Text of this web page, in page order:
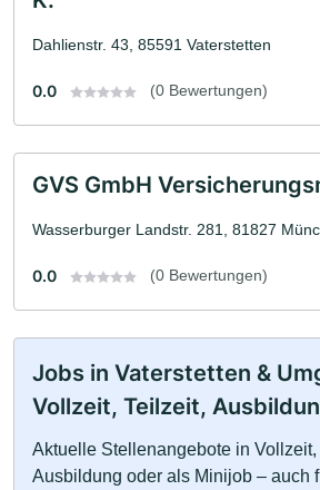
Dahlienstr. 43, 85591 Vaterstetten
0.0 (0 Bewertungen)
GVS GmbH
Wasserburger Landstr. 281, 81827
0.0 (0 Bewertungen)
Jobs in Vaterstetten &
Vollzeit, Teilzeit,
Aktuelle Stellenangebote in Vollzeit,
Ausbildung oder als Minijob – auch